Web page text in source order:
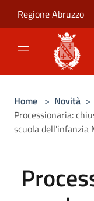
Regione Abruzzo
Home > Novità >
Processionaria:
scuola dell'infanzia